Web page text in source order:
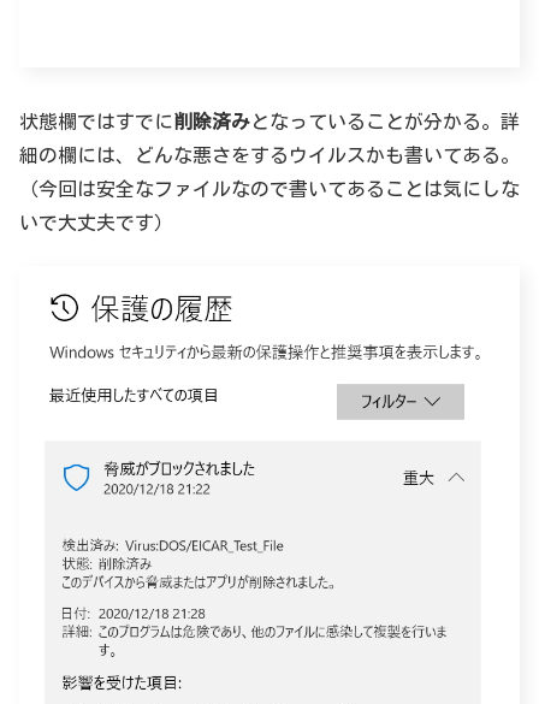
状態欄ではすでに削除済みとなっていることが分かる。詳
細の欄には、どんな悪さをするウイルスかも書いてある。
（今回は安全なファイルなので書いてあることは気にしな
いで大丈夫です）